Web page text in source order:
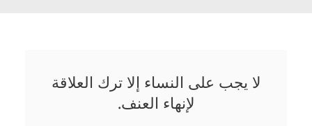
لا يجب على النساء إلا ترك العلاقة
لإنهاء العنف.